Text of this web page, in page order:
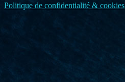
Politique de confidentialité & cookies